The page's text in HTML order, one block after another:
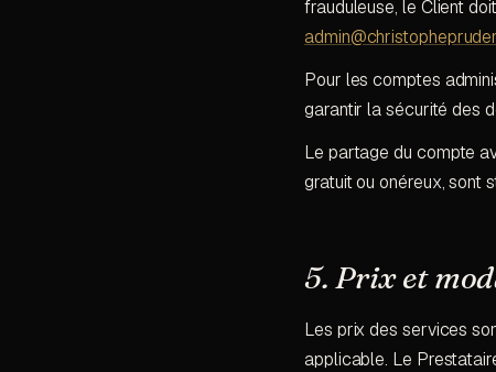
frauduleuse, le Client
Pour les comptes
garantir la sécurité des
Le partage du compte
gratuit ou onéreux, sont
5. Prix et
Les prix des services
applicable. Le